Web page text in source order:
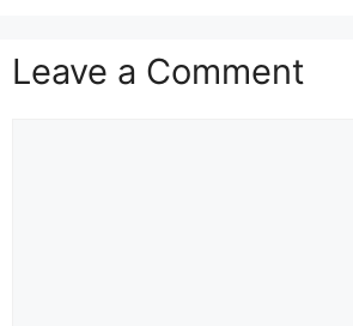
Leave a Comment